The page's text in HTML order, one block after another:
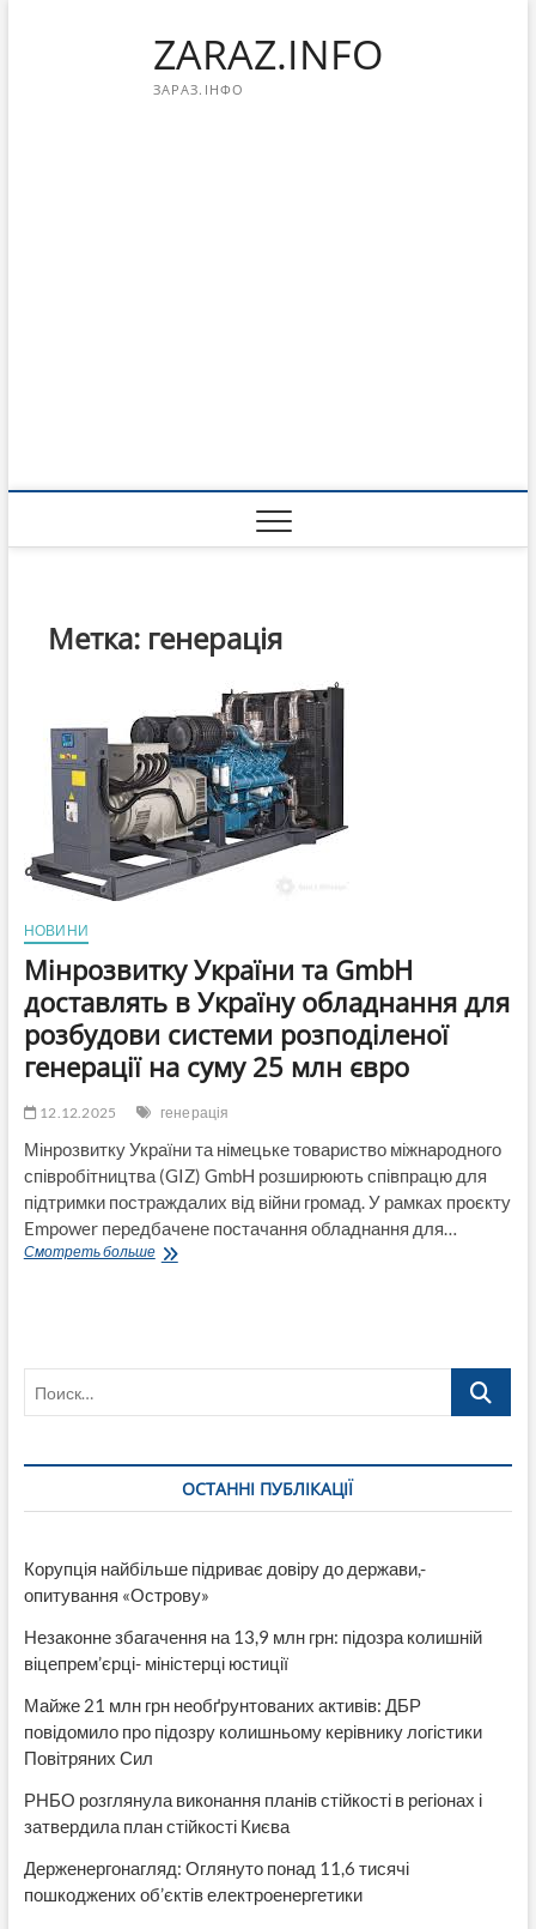
ZARAZ.INFO
ЗАРАЗ.ІНФО
Метка: генерація
НОВИНИ
Мінрозвитку України та GmbH
доставлять в Україну обладнання для
розбудови системи розподіленої
генерації на суму 25 млн євро
12.12.2025 генерація
Мінрозвитку України та німецьке товариство міжнародного
співробітництва (GIZ) GmbH розширюють співпрацю для
підтримки постраждалих від війни громад. У рамках проєкту
Empower передбачене постачання обладнання для…
Смотреть большеМінрозвитку
системи
розподіленої
генерації
25
млн
Поиск…
ОСТАННІ ПУБЛІКАЦІЇ
Корупція найбільше підриває довіру до держави,-
опитування «Острову»
Незаконне збагачення на 13,9 млн грн: підозра колишній
віцепрем’єрці- міністерці юстиції
Майже 21 млн грн необґрунтованих активів: ДБР
повідомило про підозру колишньому керівнику логістики
Повітряних Сил
РНБО розглянула виконання планів стійкості в регіонах і
затвердила план стійкості Києва
Держенергонагляд: Оглянуто понад 11,6 тисячі
пошкоджених об’єктів електроенергетики